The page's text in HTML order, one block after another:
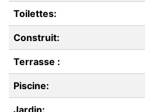
Toilettes:
Construit:
Terrasse :
Piscine:
Jardin: